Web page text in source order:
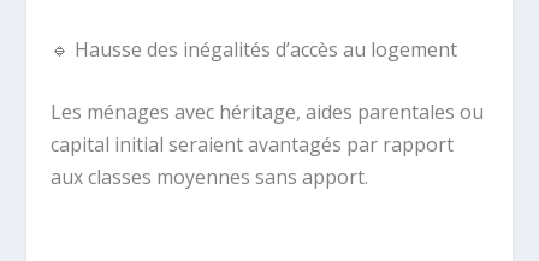
🔹 Hausse des inégalités d’accès au logement
Les ménages avec héritage, aides parentales ou
capital initial seraient avantagés par rapport
aux classes moyennes sans apport.